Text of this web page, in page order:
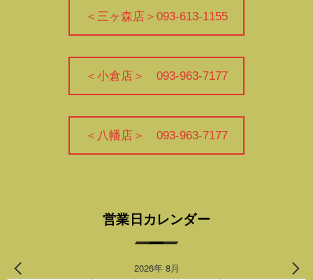
＜三ヶ森店＞093-613-1155
＜小倉店＞ 093-963-7177
＜八幡店＞ 093-963-7177
営業日カレンダー
2026年 8月